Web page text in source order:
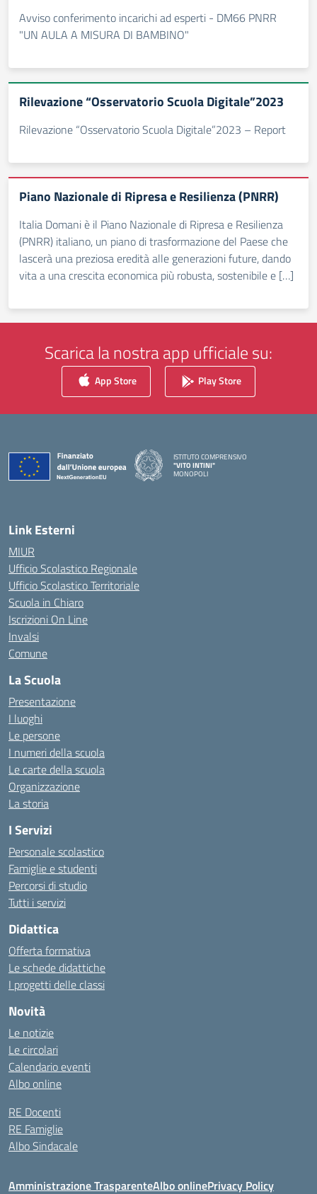
Avviso conferimento incarichi ad esperti - DM66 PNRR
"UN AULA A MISURA DI BAMBINO"
Rilevazione “Osservatorio Scuola Digitale”2023
Rilevazione “Osservatorio Scuola Digitale”2023 – Report
Piano Nazionale di Ripresa e Resilienza (PNRR)
Italia Domani è il Piano Nazionale di Ripresa e Resilienza
(PNRR) italiano, un piano di trasformazione del Paese che
lascerà una preziosa eredità alle generazioni future, dando
vita a una crescita economica più robusta, sostenibile e […]
Scarica la nostra app ufficiale su:
App Store Play Store
ISTITUTO COMPRENSIVO
"VITO INTINI"
MONOPOLI
Link Esterni
MIUR
Ufficio Scolastico Regionale
Ufficio Scolastico Territoriale
Scuola in Chiaro
Iscrizioni On Line
Invalsi
Comune
La Scuola
Presentazione
I luoghi
Le persone
I numeri della scuola
Le carte della scuola
Organizzazione
La storia
I Servizi
Personale scolastico
Famiglie e studenti
Percorsi di studio
Tutti i servizi
Didattica
Offerta formativa
Le schede didattiche
I progetti delle classi
Novità
Le notizie
Le circolari
Calendario eventi
Albo online
RE Docenti
RE Famiglie
Albo Sindacale
Amministrazione TrasparenteAlbo onlinePrivacy Policy